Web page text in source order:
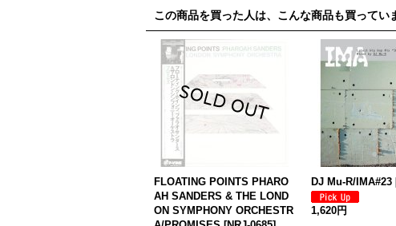
この商品を買った人は、こんな商品も買ってい
FLOATING POINTS PHARO
AH SANDERS & THE LOND
ON SYMPHONY ORCHESTR
DJ Mu-R/IMA#23
1,620円